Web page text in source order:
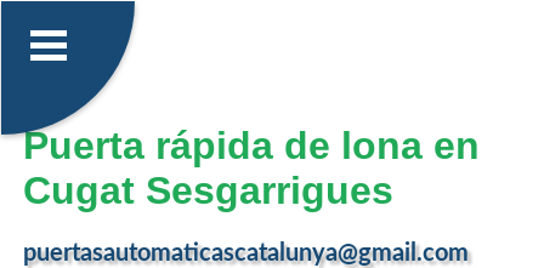
Puerta rápida de lona en
Cugat Sesgarrigues
puertasautomaticascatalunya@gmail.com